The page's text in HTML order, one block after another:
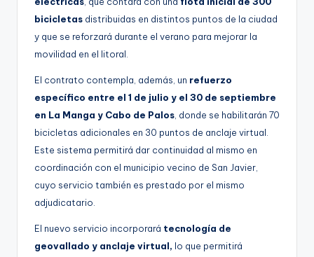
bicicletas distribuidas en distintos puntos de la ciudad
y que se reforzará durante el verano para mejorar la
movilidad en el litoral.
El contrato contempla, además, un refuerzo
específico entre el 1 de julio y el 30 de septiembre
en La Manga y Cabo de Palos , donde se habilitarán 70
bicicletas adicionales en 30 puntos de anclaje virtual.
Este sistema permitirá dar continuidad al mismo en
coordinación con el municipio vecino de San Javier,
cuyo servicio también es prestado por el mismo
adjudicatario.
El nuevo servicio incorporará tecnología de
geovallado y anclaje virtual, lo que permitirá